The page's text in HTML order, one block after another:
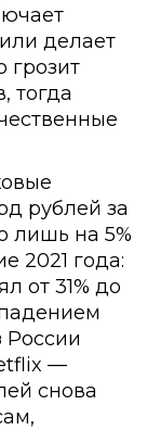
делает
грозит
тогда
рублей за
лишь на 5%
2021 года:
от 31% до
России
—
снова